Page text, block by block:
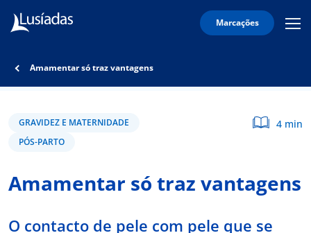
Marcações
Lusíadas
Hospitais
Corpo
Clínico
Acordos
Amamentar só traz vantagens
GRAVIDEZ E MATERNIDADE
PÓS-PARTO
4 min
Amamentar só traz vantagens
O contacto de pele com pele que se